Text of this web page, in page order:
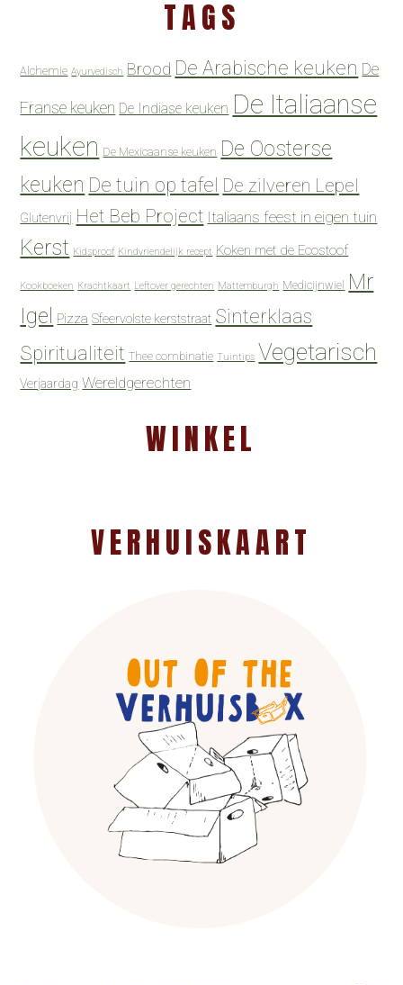
TAGS
Alchemie Ayurvedisch Brood De Arabische keuken De
Franse keuken De Indiase keuken De Italiaanse
keuken De Mexicaanse keuken De Oosterse
keuken De tuin op tafel De zilveren Lepel
Glutenvrij Het Beb Project Italiaans feest in eigen tuin
Kerst Kidsproof Kindvriendelijk recept Koken met de Ecostoof
Kookboeken Krachtkaart Leftover gerechten Mattemburgh Medicijnwiel Mr
Igel
Pizza Sfeervolste kerststraat Sinterklaas
Spiritualiteit Thee combinatie Tuintips Vegetarisch
Verjaardag Wereldgerechten
WINKEL
VERHUISKAART